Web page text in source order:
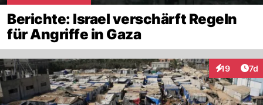
Berichte: Israel verschärft Regeln
für Angriffe in Gaza
19 7d